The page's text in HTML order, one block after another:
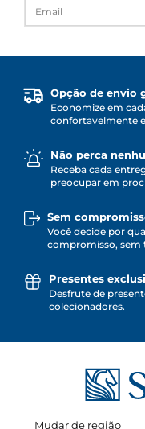
Opção de envio
Economize em
confortavelmente
Não perca
Receba cada
preocupar em
Sem
Você decide por
compromisso, sem
Presentes
Desfrute de
colecionadores.
Mudar de região